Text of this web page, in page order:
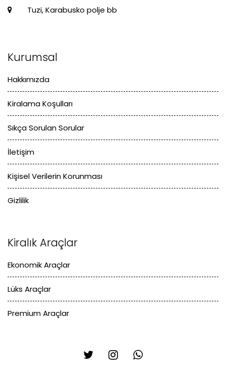
Tuzi, Karabusko polje bb
Kurumsal
Hakkımızda
Kiralama Koşulları
Sıkça Sorulan Sorular
İletişim
Kişisel Verilerin Korunması
Gizlilik
Kiralık Araçlar
Ekonomik Araçlar
Lüks Araçlar
Premium Araçlar